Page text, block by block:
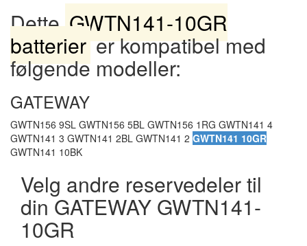
DetteGWTN141-10GR
batterierer kompatibel med
følgende modeller:
GATEWAY
GWTN156 9SL GWTN156 5BL GWTN156 1RG GWTN141 4
GWTN141 3 GWTN141 2BL GWTN141 2 GWTN141 10GR
GWTN141 10BK
Velg andre reservedeler til
din GATEWAY GWTN141-
10GR